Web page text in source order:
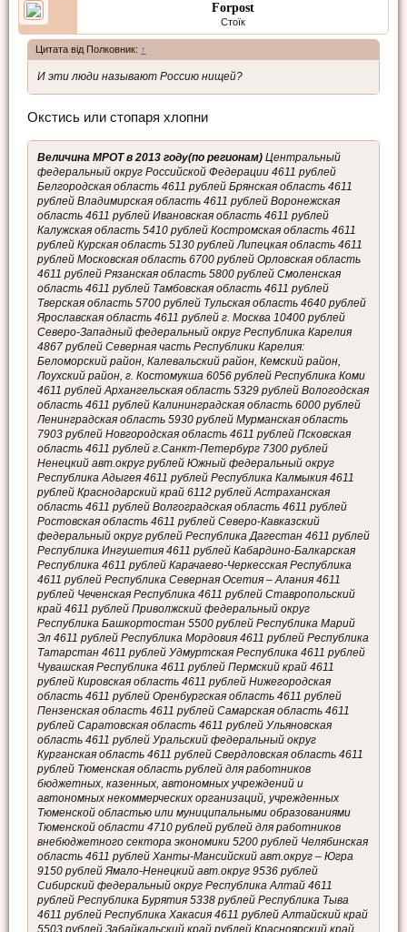
Forpost
Стоїк
Цитата від Полковник: ↑
И эти люди называют Россию нищей?
Окстись или стопаря хлопни
Величина МРОТ в 2013 году(по регионам) Центральный
федеральный округ Российской Федерации 4611 рублей
Белгородская область 4611 рублей Брянская область 4611
рублей Владимирская область 4611 рублей Воронежская
область 4611 рублей Ивановская область 4611 рублей
Калужская область 5410 рублей Костромская область 4611
рублей Курская область 5130 рублей Липецкая область 4611
рублей Московская область 6700 рублей Орловская область
4611 рублей Рязанская область 5800 рублей Смоленская
область 4611 рублей Тамбовская область 4611 рублей
Тверская область 5700 рублей Тульская область 4640 рублей
Ярославская область 4611 рублей г. Москва 10400 рублей
Северо-Западный федеральный округ Республика Карелия
4867 рублей Северная часть Республики Карелия:
Беломорский район, Калевальский район, Кемский район,
Лоухский район, г. Костомукша 6056 рублей Республика Коми
4611 рублей Архангельская область 5329 рублей Вологодская
область 4611 рублей Калининградская область 6000 рублей
Ленинградская область 5930 рублей Мурманская область
7903 рублей Новгородская область 4611 рублей Псковская
область 4611 рублей г.Санкт-Петербург 7300 рублей
Ненецкий авт.округ рублей Южный федеральный округ
Республика Адыгея 4611 рублей Республика Калмыкия 4611
рублей Краснодарский край 6112 рублей Астраханская
область 4611 рублей Волгоградская область 4611 рублей
Ростовская область 4611 рублей Северо-Кавказский
федеральный округ рублей Республика Дагестан 4611 рублей
Республика Ингушетия 4611 рублей Кабардино-Балкарская
Республика 4611 рублей Карачаево-Черкесская Республика
4611 рублей Республика Северная Осетия – Алания 4611
рублей Чеченская Республика 4611 рублей Ставропольский
край 4611 рублей Приволжский федеральный округ
Республика Башкортостан 5500 рублей Республика Марий
Эл 4611 рублей Республика Мордовия 4611 рублей Республика
Татарстан 4611 рублей Удмуртская Республика 4611 рублей
Чувашская Республика 4611 рублей Пермский край 4611
рублей Кировская область 4611 рублей Нижегородская
область 4611 рублей Оренбургская область 4611 рублей
Пензенская область 4611 рублей Самарская область 4611
рублей Саратовская область 4611 рублей Ульяновская
область 4611 рублей Уральский федеральный округ
Курганская область 4611 рублей Свердловская область 4611
рублей Тюменская область рублей для работников
бюджетных, казенных, автономных учреждений и
автономных некоммерческих организаций, учрежденных
Тюменской областью или муниципальными образованиями
Тюменской области 4710 рублей рублей для работников
внебюджетного сектора экономики 5200 рублей Челябинская
область 4611 рублей Ханты-Мансийский авт.округ – Югра
9150 рублей Ямало-Ненецкий авт.округ 9536 рублей
Сибирский федеральный округ Республика Алтай 4611
рублей Республика Бурятия 5338 рублей Республика Тыва
4611 рублей Республика Хакасия 4611 рублей Алтайский край
5503 рублей Забайкальский край рублей Красноярский край